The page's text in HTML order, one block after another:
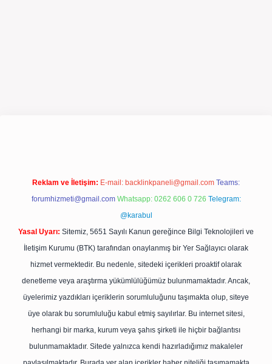
Reklam ve İletişim: E-mail: backlinkpaneli@gmail.com Teams:
forumhizmeti@gmail.com Whatsapp: 0262 606 0 726 Telegram:
@karabul
Yasal Uyarı: Sitemiz, 5651 Sayılı Kanun gereğince Bilgi Teknolojileri ve
İletişim Kurumu (BTK) tarafından onaylanmış bir Yer Sağlayıcı olarak
hizmet vermektedir. Bu nedenle, sitedeki içerikleri proaktif olarak
denetleme veya araştırma yükümlülüğümüz bulunmamaktadır. Ancak,
üyelerimiz yazdıkları içeriklerin sorumluluğunu taşımakta olup, siteye
üye olarak bu sorumluluğu kabul etmiş sayılırlar. Bu internet sitesi,
herhangi bir marka, kurum veya şahıs şirketi ile hiçbir bağlantısı
bulunmamaktadır. Sitede yalnızca kendi hazırladığımız makaleler